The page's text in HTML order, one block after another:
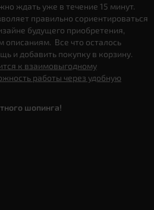
ждать уже в течение 15 минут.
правильно сориентироваться
будущего приобретения,
Все что осталось
и добавить покупку в корзину.
к взаимовыгодному
работы через удобную
шопинга!